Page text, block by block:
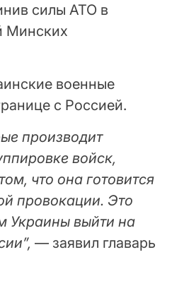
силы АТО в
Минских
военные
с Россией.
производит
войск,
что она готовится
провокации. Это
Украины выйти на
— заявил главарь